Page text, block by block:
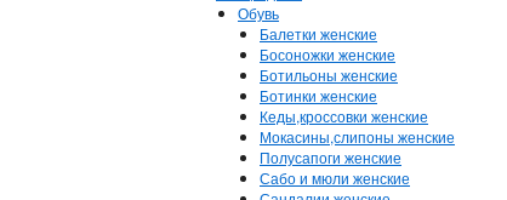
Обувь
Балетки женские
Босоножки женские
Ботильоны женские
Ботинки женские
Кеды,кроссовки женские
Мокасины,слипоны женские
Полусапоги женские
Сабо и мюли женские